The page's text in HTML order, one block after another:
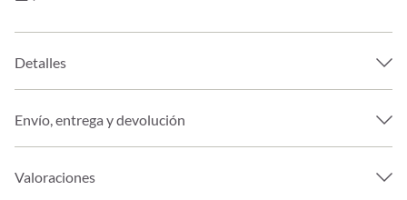
Detalles
Envío, entrega y devolución
Valoraciones